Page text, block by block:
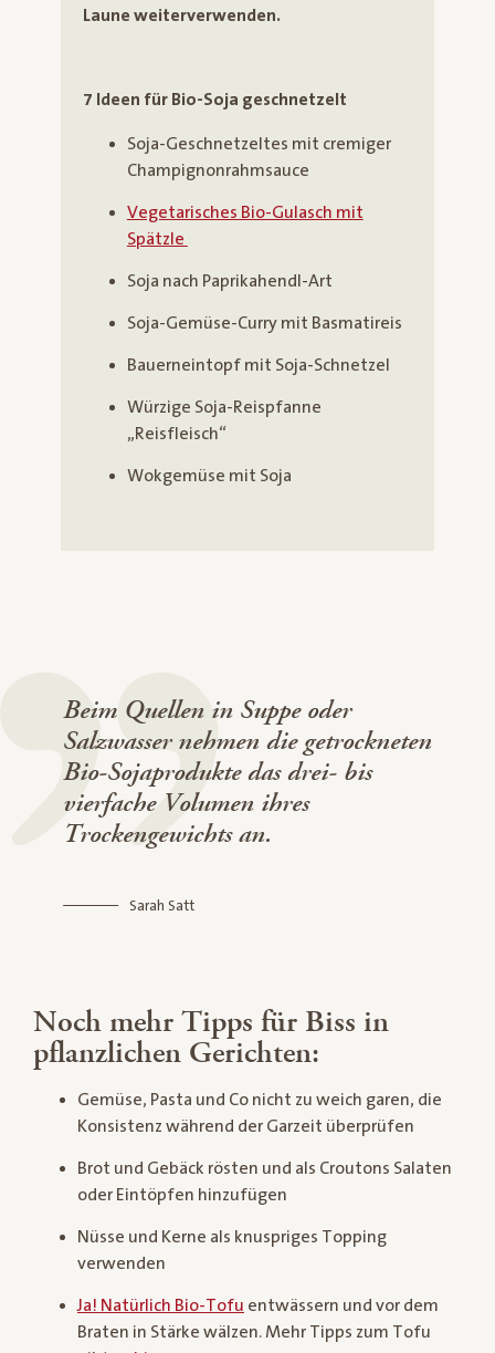
Laune weiterverwenden.
7 Ideen für Bio-Soja geschnetzelt
Soja-Geschnetzeltes mit cremiger
Champignonrahmsauce
Vegetarisches Bio-Gulasch mit
Spätzle
Soja nach Paprikahendl-Art
Soja-Gemüse-Curry mit Basmatireis
Bauerneintopf mit Soja-Schnetzel
Würzige Soja-Reispfanne
„Reisfleisch“
Wokgemüse mit Soja
Beim Quellen in Suppe oder
Salzwasser nehmen die getrockneten
Bio-Sojaprodukte das drei- bis
vierfache Volumen ihres
Trockengewichts an.
Sarah Satt
Noch mehr Tipps für Biss in
pflanzlichen Gerichten:
Gemüse, Pasta und Co nicht zu weich garen, die
Konsistenz während der Garzeit überprüfen
Brot und Gebäck rösten und als Croutons Salaten
oder Eintöpfen hinzufügen
Nüsse und Kerne als knuspriges Topping
verwenden
Ja! Natürlich Bio-Tofu entwässern und vor dem
Braten in Stärke wälzen. Mehr Tipps zum Tofu